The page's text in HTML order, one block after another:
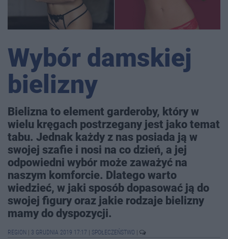
Wybór damskiej
bielizny
Bielizna to element garderoby, który w
wielu kręgach postrzegany jest jako temat
tabu. Jednak każdy z nas posiada ją w
swojej szafie i nosi na co dzień, a jej
odpowiedni wybór może zaważyć na
naszym komforcie. Dlatego warto
wiedzieć, w jaki sposób dopasować ją do
swojej figury oraz jakie rodzaje bielizny
mamy do dyspozycji.
REGION 3 GRUDNIA 2019 17:17 SPOŁECZEŃSTWO